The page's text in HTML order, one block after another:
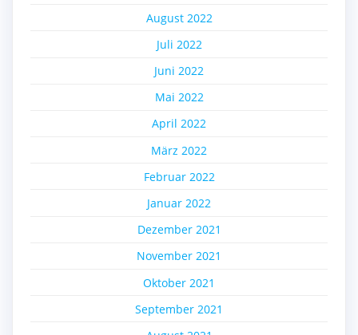
August 2022
Juli 2022
Juni 2022
Mai 2022
April 2022
März 2022
Februar 2022
Januar 2022
Dezember 2021
November 2021
Oktober 2021
September 2021